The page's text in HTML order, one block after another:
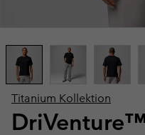
Titanium Kollektion
DriVenture™